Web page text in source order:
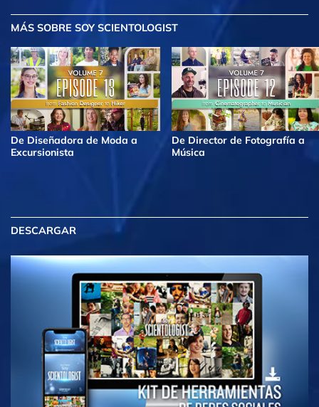
MÁS SOBRE SOY SCIENTOLOGIST
De Diseñadora de Moda a
Excursionista
De Director de Fotografía a
Música
DESCARGAR